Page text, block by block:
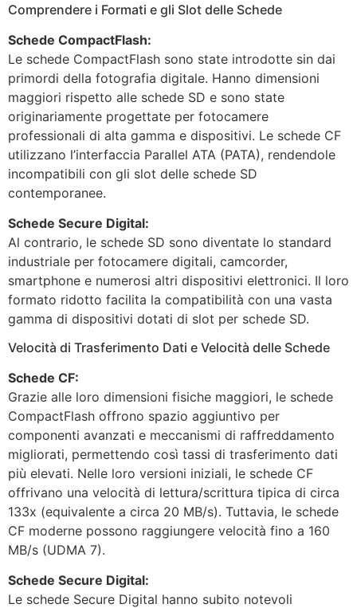
Comprendere i Formati e gli Slot delle Schede
Schede CompactFlash:
Le schede CompactFlash sono state introdotte sin dai
primordi della fotografia digitale. Hanno dimensioni
maggiori rispetto alle schede SD e sono state
originariamente progettate per fotocamere
professionali di alta gamma e dispositivi. Le schede CF
utilizzano l’interfaccia Parallel ATA (PATA), rendendole
incompatibili con gli slot delle schede SD
contemporanee.
Schede Secure Digital:
Al contrario, le schede SD sono diventate lo standard
industriale per fotocamere digitali, camcorder,
smartphone e numerosi altri dispositivi elettronici. Il loro
formato ridotto facilita la compatibilità con una vasta
gamma di dispositivi dotati di slot per schede SD.
Velocità di Trasferimento Dati e Velocità delle Schede
Schede CF:
Grazie alle loro dimensioni fisiche maggiori, le schede
CompactFlash offrono spazio aggiuntivo per
componenti avanzati e meccanismi di raffreddamento
migliorati, permettendo così tassi di trasferimento dati
più elevati. Nelle loro versioni iniziali, le schede CF
offrivano una velocità di lettura/scrittura tipica di circa
133x (equivalente a circa 20 MB/s). Tuttavia, le schede
CF moderne possono raggiungere velocità fino a 160
MB/s (UDMA 7).
Schede Secure Digital:
Le schede Secure Digital hanno subito notevoli